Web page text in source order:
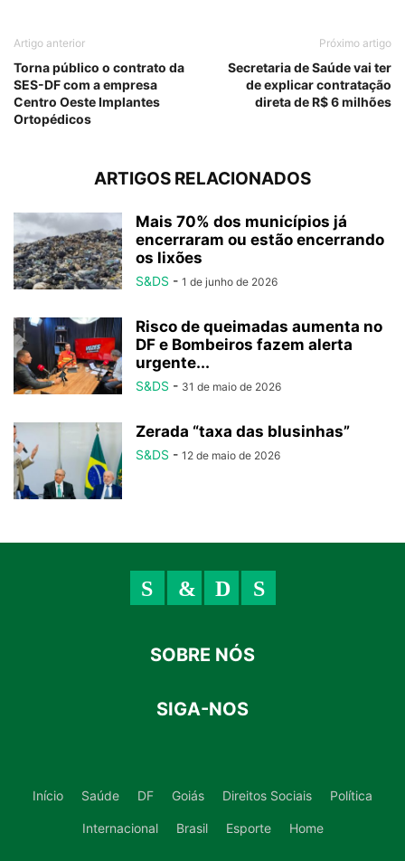
Artigo anterior
Torna público o contrato da
SES-DF com a empresa
Centro Oeste Implantes
Ortopédicos
Próximo artigo
Secretaria de Saúde vai ter
de explicar contratação
direta de R$ 6 milhões
ARTIGOS RELACIONADOS
Mais 70% dos municípios já
encerraram ou estão encerrando
os lixões
S&DS - 1 de junho de 2026
Risco de queimadas aumenta no
DF e Bombeiros fazem alerta
urgente...
S&DS - 31 de maio de 2026
Zerada “taxa das blusinhas”
S&DS - 12 de maio de 2026
SOBRE NÓS
SIGA-NOS
Início Saúde DF Goiás Direitos Sociais Política
Internacional Brasil Esporte Home